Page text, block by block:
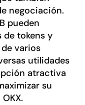
negociación.
pueden
de tokens y
varios
utilidades
atractiva
su